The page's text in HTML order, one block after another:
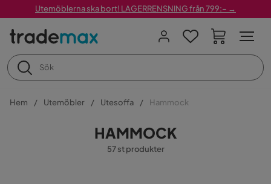
Utemöblerna ska bort! LAGERRENSNING från 799:– →
Hem Utemöbler Utesoffa Hammock
HAMMOCK
57 st produkter